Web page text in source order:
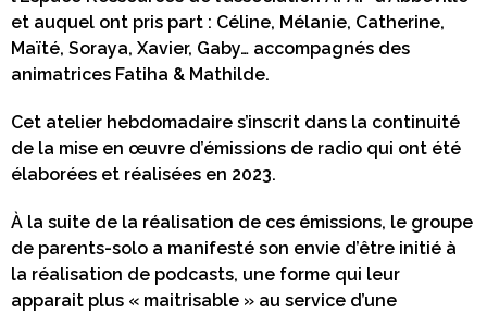
et auquel ont pris part : Céline, Mélanie, Catherine,
Maïté, Soraya, Xavier, Gaby… accompagnés des
animatrices Fatiha & Mathilde.
Cet atelier hebdomadaire s’inscrit dans la continuité
de la mise en œuvre d’émissions de radio qui ont été
élaborées et réalisées en 2023.
À la suite de la réalisation de ces émissions, le groupe
de parents-solo a manifesté son envie d’être initié à
la réalisation de podcasts, une forme qui leur
apparait plus « maitrisable » au service d’une